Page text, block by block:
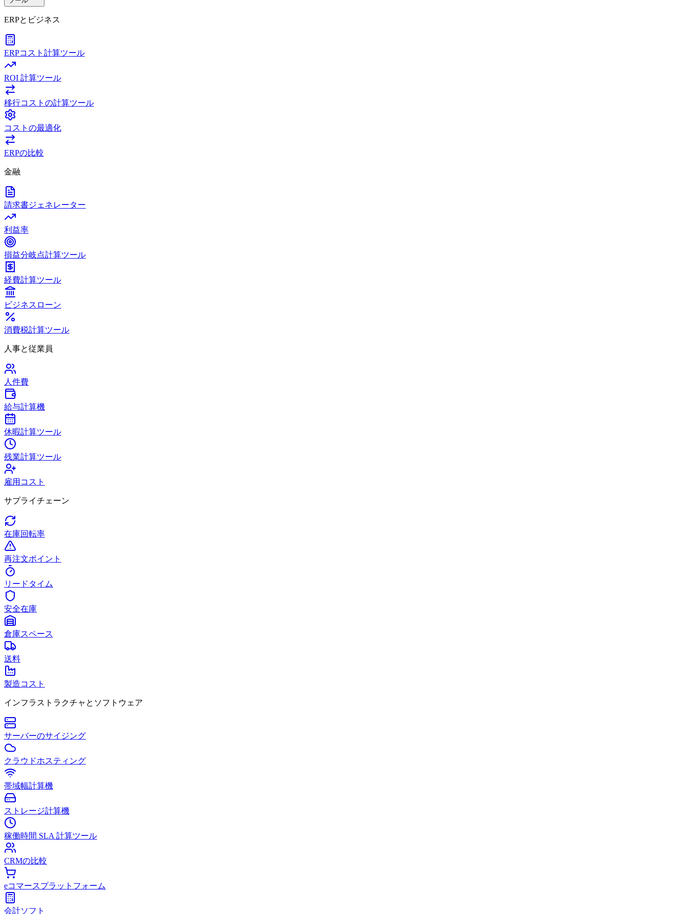
ERPとビジネス
ERPコスト計算ツール
ROI 計算ツール
移行コストの計算ツール
コストの最適化
ERPの比較
金融
請求書ジェネレーター
利益率
損益分岐点計算ツール
経費計算ツール
ビジネスローン
消費税計算ツール
人事と従業員
人件費
給与計算機
休暇計算ツール
残業計算ツール
雇用コスト
サプライチェーン
在庫回転率
再注文ポイント
リードタイム
安全在庫
倉庫スペース
送料
製造コスト
インフラストラクチャとソフトウェア
サーバーのサイジング
クラウドホスティング
帯域幅計算機
ストレージ計算機
稼働時間 SLA 計算ツール
CRMの比較
eコマースプラットフォーム
会計ソフト